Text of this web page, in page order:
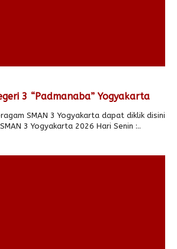
3 “Padmanaba” Yogyakarta
SMAN 3 Yogyakarta dapat diklik disini
3 Yogyakarta 2026 Hari Senin :..